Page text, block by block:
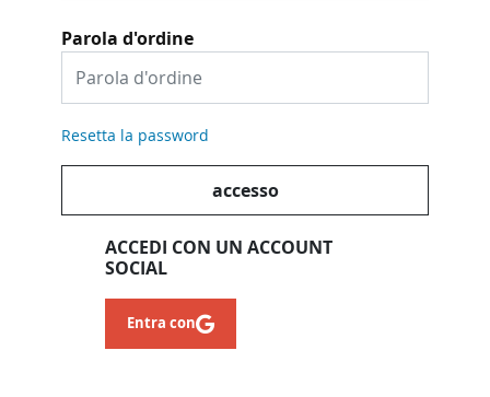
Parola d'ordine
Resetta la password
accesso
ACCEDI CON UN ACCOUNT
SOCIAL
Entra con